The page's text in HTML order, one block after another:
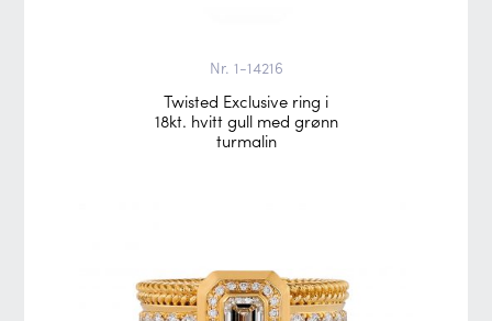
Nr. 1-14216
Twisted Exclusive ring i
18kt. hvitt gull med grønn
turmalin